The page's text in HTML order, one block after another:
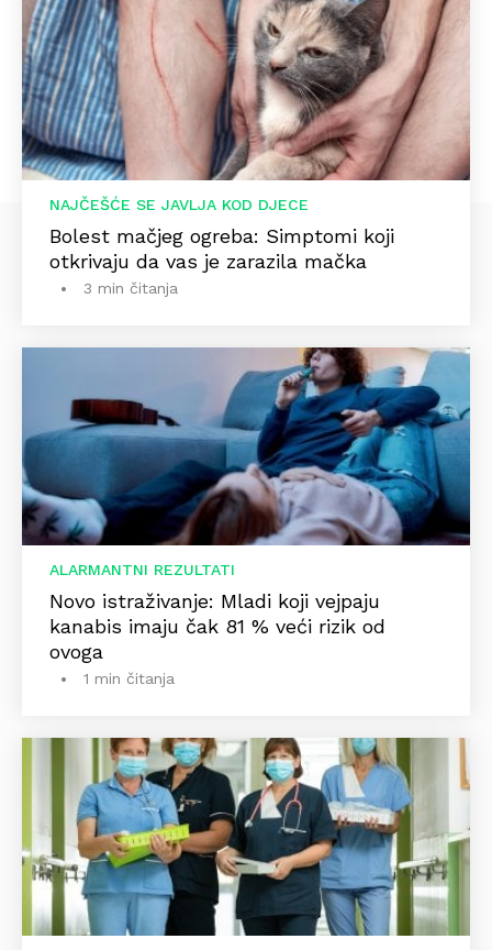
NAJČEŠĆE SE JAVLJA KOD DJECE
Bolest mačjeg ogreba: Simptomi koji
otkrivaju da vas je zarazila mačka
3 min čitanja
ALARMANTNI REZULTATI
Novo istraživanje: Mladi koji vejpaju
kanabis imaju čak 81 % veći rizik od
ovoga
1 min čitanja